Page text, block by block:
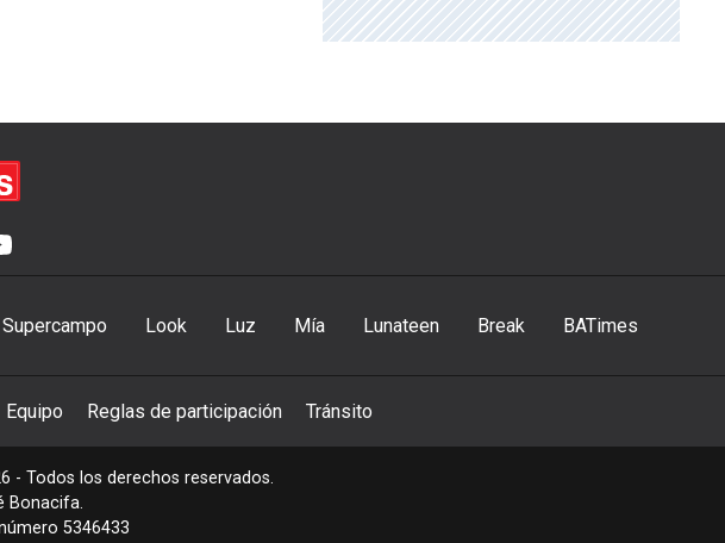
Supercampo Look Luz Mía Lunateen Break BATimes
Equipo Reglas de participación Tránsito
- Todos los derechos reservados.
Bonacifa.
5346433